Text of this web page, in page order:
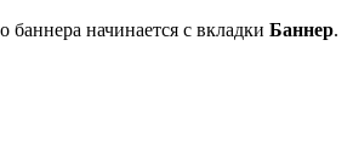
баннера начинается с вкладки Баннер.